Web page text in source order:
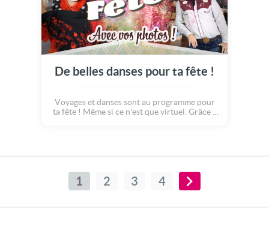
De belles danses pour ta fête !
Voyages et danses sont au programme pour
ta fête ! Même si ce n'est que virtuel. Grâce à
1 2 3 4